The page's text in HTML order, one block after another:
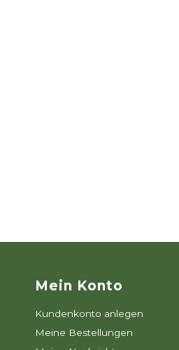
Mein Konto
Kundenkonto anlegen
Meine Bestellungen